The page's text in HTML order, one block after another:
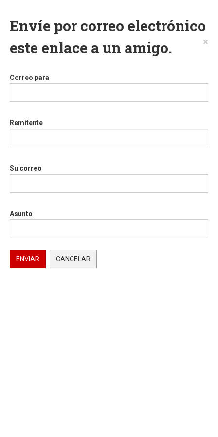
Envíe por correo electrónico
este enlace a un amigo.
×
Correo para
Remitente
Su correo
Asunto
ENVIAR CANCELAR